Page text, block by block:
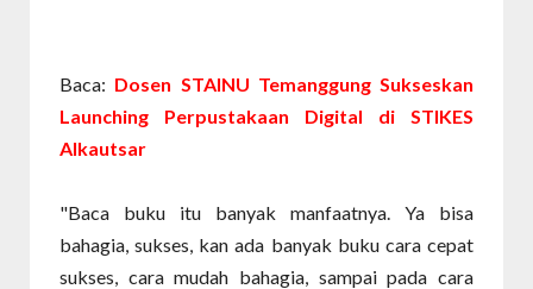
Baca: Dosen STAINU Temanggung Sukseskan
Launching Perpustakaan Digital di STIKES
Alkautsar
"Baca buku itu banyak manfaatnya. Ya bisa
bahagia, sukses, kan ada banyak buku cara cepat
sukses, cara mudah bahagia, sampai pada cara